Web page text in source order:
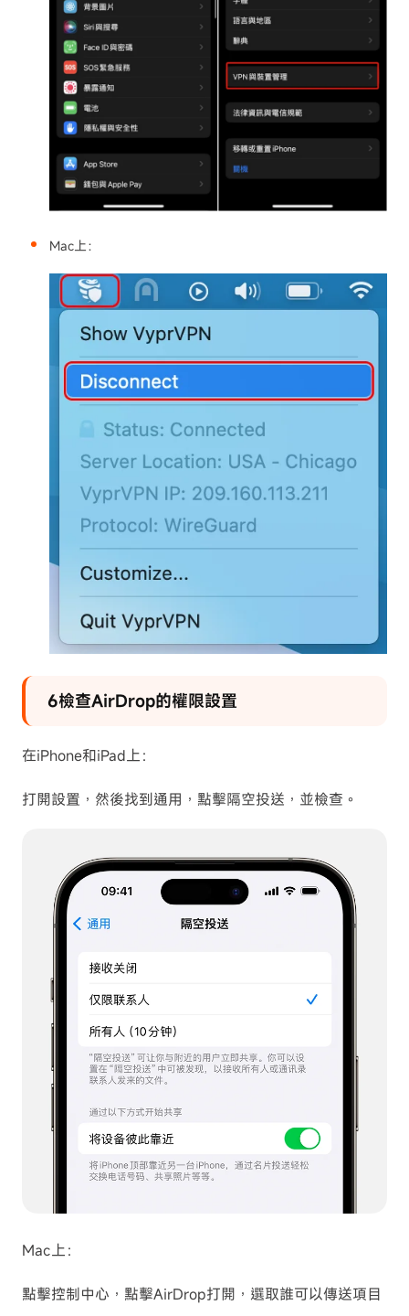
Mac上：
6檢查AirDrop的權限設置
在iPhone和iPad上：
打開設置，然後找到通用，點擊隔空投送，並檢查。
Mac上：
點擊控制中心，點擊AirDrop打開，選取誰可以傳送項目